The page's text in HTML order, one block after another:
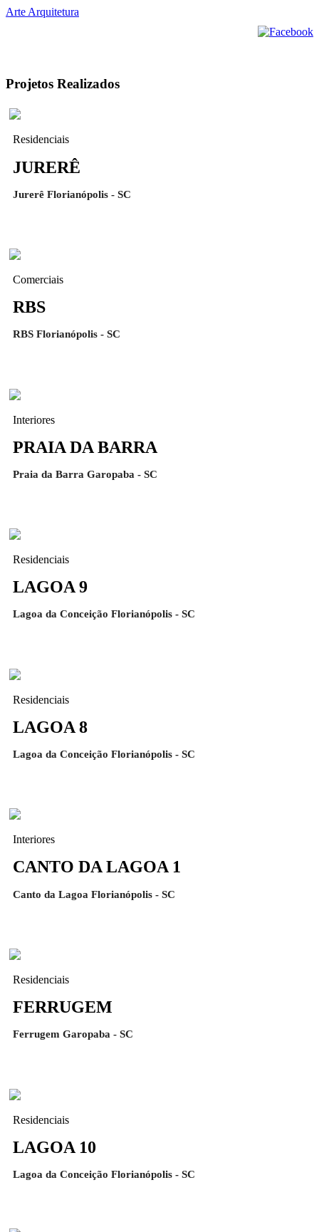
Arte Arquitetura
Projetos Realizados
Residenciais
JURERÊ
Jurerê Florianópolis - SC
Comerciais
RBS
RBS Florianópolis - SC
Interiores
PRAIA DA BARRA
Praia da Barra Garopaba - SC
Residenciais
LAGOA 9
Lagoa da Conceição Florianópolis - SC
Residenciais
LAGOA 8
Lagoa da Conceição Florianópolis - SC
Interiores
CANTO DA LAGOA 1
Canto da Lagoa Florianópolis - SC
Residenciais
FERRUGEM
Ferrugem Garopaba - SC
Residenciais
LAGOA 10
Lagoa da Conceição Florianópolis - SC